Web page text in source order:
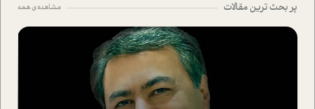
پر بحث ترین مقالات مشاهده ی همه